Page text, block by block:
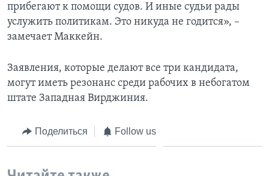
прибегают к помощи судов. И иные судьи рады
услужить политикам. Это никуда не годится», –
замечает Маккейн.
Заявления, которые делают все три кандидата,
могут иметь резонанс среди рабочих в небогатом
штате Западная Вирджиния.
Поделиться Follow us